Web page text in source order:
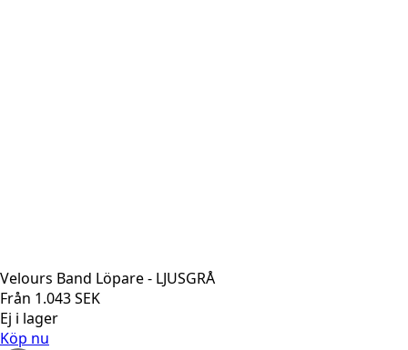
Velours Band Löpare - LJUSGRÅ
Från 1.043SEK
Ej i lager
Köp nu